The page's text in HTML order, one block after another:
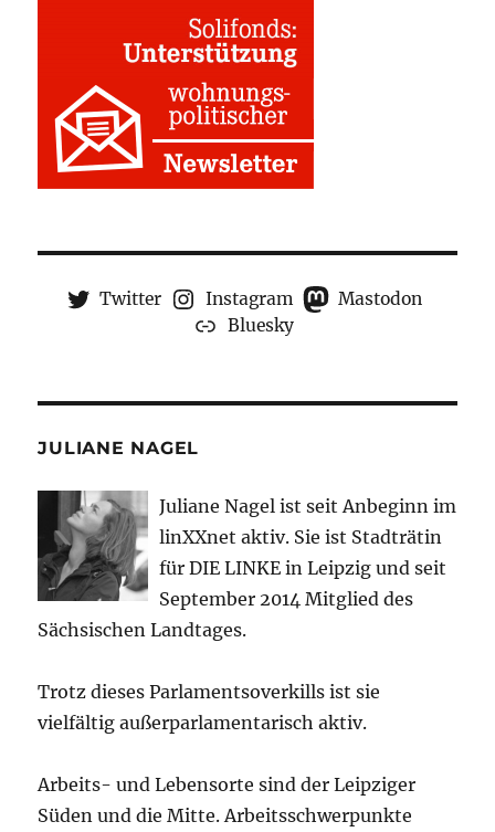
Twitter Instagram
Mastodon
Bluesky
JULIANE NAGEL
Juliane Nagel ist seit Anbeginn im
linXXnet aktiv. Sie ist Stadträtin
für DIE LINKE in Leipzig und seit
September 2014 Mitglied des
Sächsischen Landtages.
Trotz dieses Parlamentsoverkills ist sie
vielfältig außerparlamentarisch aktiv.
Arbeits- und Lebensorte sind der Leipziger
Süden und die Mitte. Arbeitsschwerpunkte